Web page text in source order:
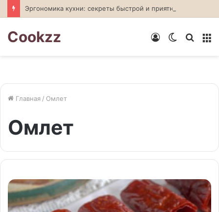
Cookzz
Switch
Войти
Главная / Омлет
Омлет